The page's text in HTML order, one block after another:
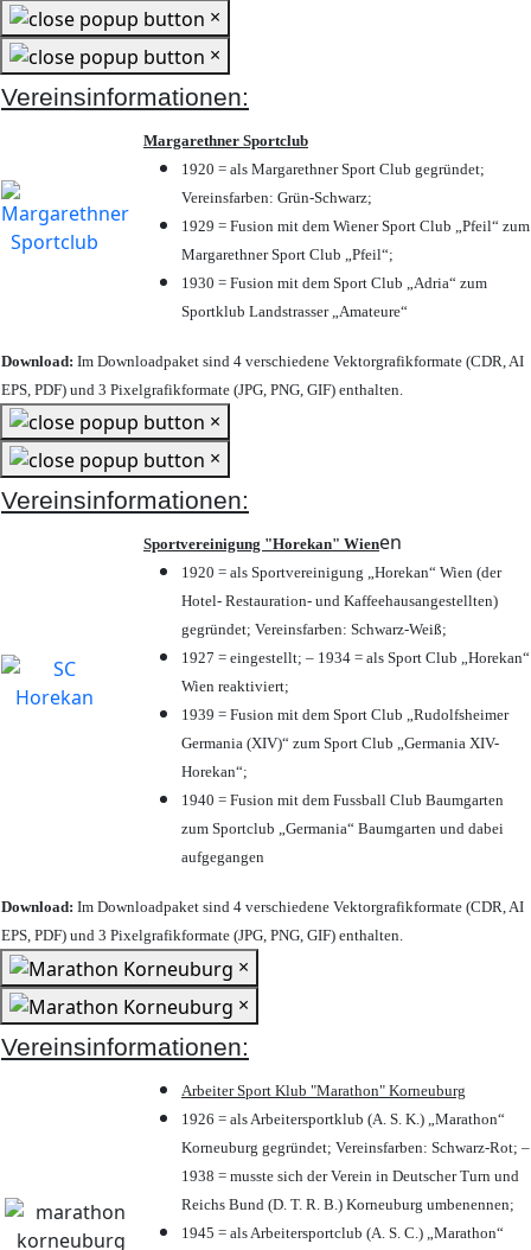
×
×
Vereinsinformationen:
Margarethner Sportclub
1920 = als Margarethner Sport Club gegründet;
Vereinsfarben: Grün-Schwarz;
1929 = Fusion mit dem Wiener Sport Club „Pfeil“ zum
Margarethner Sport Club „Pfeil“;
1930 = Fusion mit dem Sport Club „Adria“ zum
Sportklub Landstrasser „Amateure“
Download: Im Downloadpaket sind 4 verschiedene Vektorgrafikformate (CDR, AI
EPS, PDF) und 3 Pixelgrafikformate (JPG, PNG, GIF) enthalten.
×
×
Vereinsinformationen:
Sportvereinigung "Horekan" Wienen
1920 = als Sportvereinigung „Horekan“ Wien (der
Hotel- Restauration- und Kaffeehausangestellten)
gegründet; Vereinsfarben: Schwarz-Weiß;
1927 = eingestellt; – 1934 = als Sport Club „Horekan“
Wien reaktiviert;
1939 = Fusion mit dem Sport Club „Rudolfsheimer
Germania (XIV)“ zum Sport Club „Germania XIV-
Horekan“;
1940 = Fusion mit dem Fussball Club Baumgarten
zum Sportclub „Germania“ Baumgarten und dabei
aufgegangen
Download: Im Downloadpaket sind 4 verschiedene Vektorgrafikformate (CDR, AI
EPS, PDF) und 3 Pixelgrafikformate (JPG, PNG, GIF) enthalten.
×
×
Vereinsinformationen:
Arbeiter Sport Klub "Marathon" Korneuburg
1926 = als Arbeitersportklub (A. S. K.) „Marathon“
Korneuburg gegründet; Vereinsfarben: Schwarz-Rot; –
1938 = musste sich der Verein in Deutscher Turn und
Reichs Bund (D. T. R. B.) Korneuburg umbenennen;
1945 = als Arbeitersportclub (A. S. C.) „Marathon“